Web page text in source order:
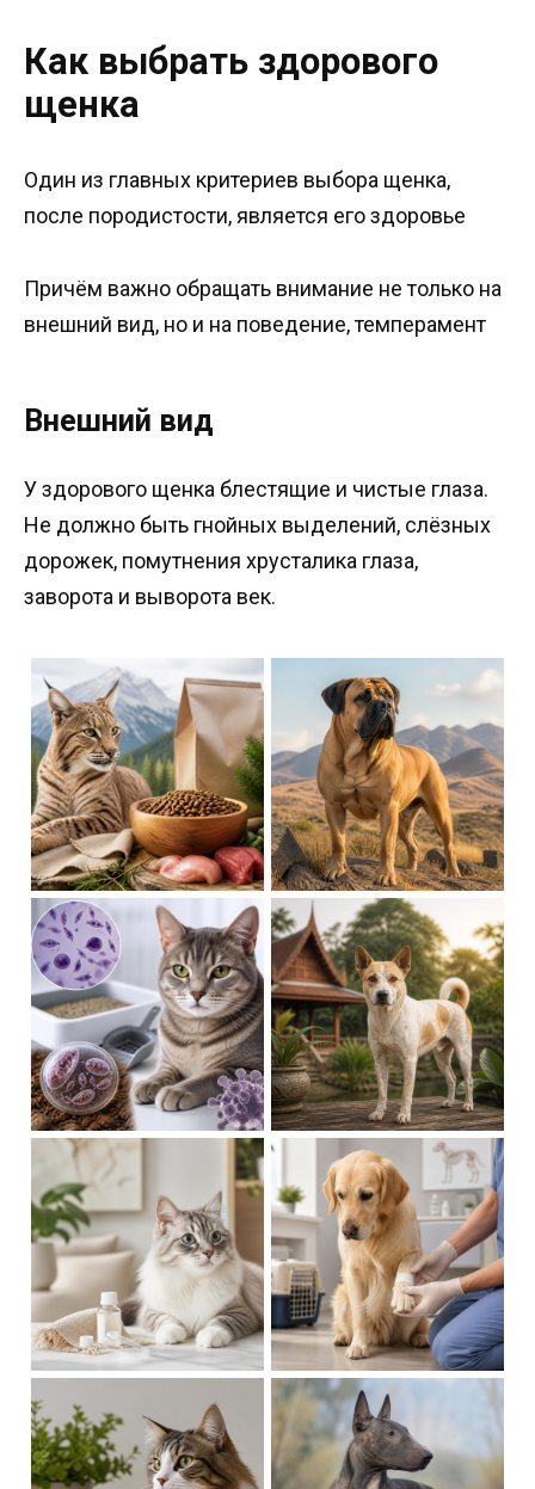
Как выбрать здорового
щенка
Один из главных критериев выбора щенка,
после породистости, является его здоровье
Причём важно обращать внимание не только на
внешний вид, но и на поведение, темперамент
Внешний вид
У здорового щенка блестящие и чистые глаза.
Не должно быть гнойных выделений, слёзных
дорожек, помутнения хрусталика глаза,
заворота и выворота век.